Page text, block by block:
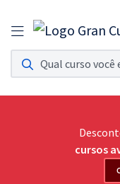
Assinatura
Acesso a todos os cursos.
Assinatura OAB
Acesso ilimitado a toda
Residências
cursos